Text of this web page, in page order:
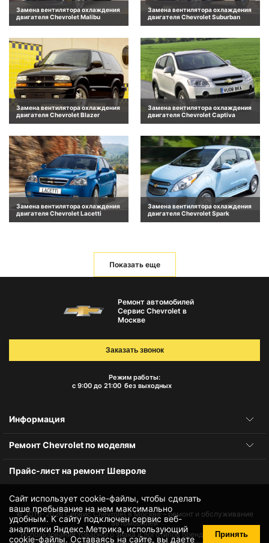
Замена вентилятора охлаждения
двигателя Chevrolet Malibu
Замена вентилятора охлаждения
двигателя Chevrolet Suburban
Замена вентилятора охлаждения
двигателя Chevrolet Blazer
Замена вентилятора охлаждения
двигателя Chevrolet Captiva
Замена вентилятора охлаждения
двигателя Chevrolet Lacetti
Замена вентилятора охлаждения
двигателя Chevrolet Spark
Показать еще
Сайт использует cookie-файлы, чтобы сделать
ваше пребывание на нем максимально
удобным. К cайту подключен сервис веб-
аналитики Яндекс.Метрика, использующий
cookie-файлы. Оставаясь на сайте, вы даете Принять
Ремонт автомобилей
Сервис Chevrolet в
Москве
Режим работы:
с 9:00 до 21:00 без выходных
Заказать звонок
Информация
Ремонт Chevrolet по моделям
Прайс-лист на ремонт Шевроле
© 2010-2026Сервис Chevrolet в Москве – ремонт и обслуживание
автомобилей
Использование товарного знака и логотипов бренда происходит